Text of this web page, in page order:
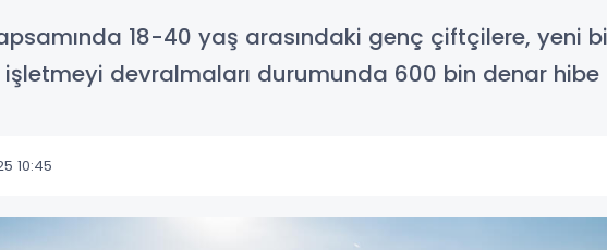
18-40 yaş arasındaki genç çiftçilere, yeni
devralmaları durumunda 600 bin denar
10:45